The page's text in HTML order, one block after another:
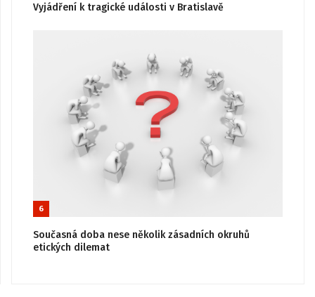
Vyjádření k tragické události v Bratislavě
6
Současná doba nese několik zásadních okruhů
etických dilemat